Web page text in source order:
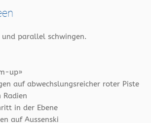
parallel schwingen.
up»
auf abwechslungsreicher roter Piste
Radien
in der Ebene
auf Aussenski